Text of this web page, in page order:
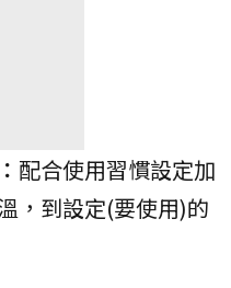
配合使用習慣設定加
，到設定(要使用)的